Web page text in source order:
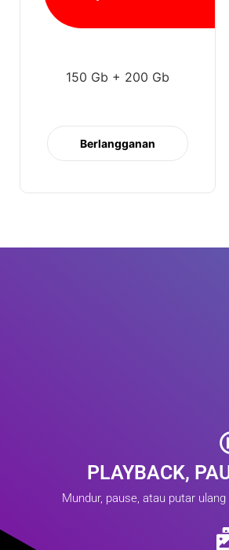
150 Gb + 200 Gb
Berlangganan
PLAYBACK,
Mundur, pause, atau putar